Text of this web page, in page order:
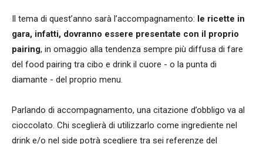
Il tema di quest’anno sarà l’accompagnamento: le ricette in
gara, infatti, dovranno essere presentate con il proprio
pairing, in omaggio alla tendenza sempre più diffusa di fare
del food pairing tra cibo e drink il cuore - o la punta di
diamante - del proprio menu.
Parlando di accompagnamento, una citazione d’obbligo va al
cioccolato. Chi sceglierà di utilizzarlo come ingrediente nel
drink e/o nel side potrà scegliere tra sei referenze del